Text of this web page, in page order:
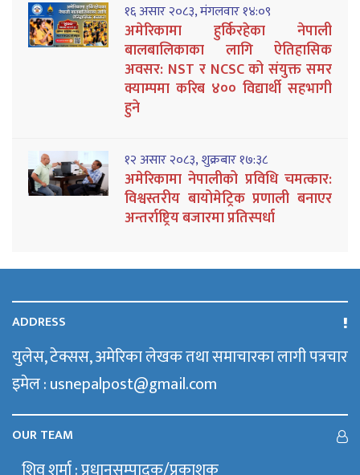
१६ असार २०८३, मंगलवार १४:०९
अमेरिकामा हुर्किरहेका नेपाली
बालबालिकाका लागि ऐतिहासिक
अवसर: NST र NCSC को संयुक्त समर
क्याम्पमा करिब ४०० विद्यार्थी सहभागी
हुने
१२ असार २०८३, शुक्रबार १७:३८
अमेरिकामा नेपालीको प्रविधि चमत्कार:
विश्वस्तरीय बायोमेट्रिक प्रणाली बनाएर
अन्तर्राष्ट्रिय बजारमा प्रतिस्पर्धा
ADDRESS
युलेस, टेक्सस, अमेरिका लेखक तथा समाचारका लागी पत्रचार
इमेल : usnepalpost@gmail.com
OUR TEAM